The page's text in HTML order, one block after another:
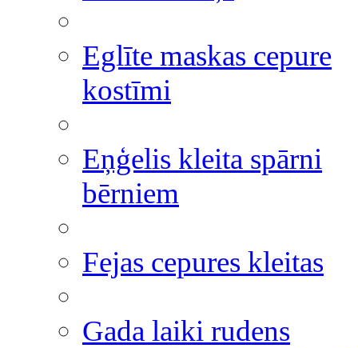
Eglīte maskas cepure
kostīmi
Eņģelis kleita spārni
bērniem
Fejas cepures kleitas
Gada laiki rudens